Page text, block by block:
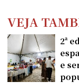
VEJA
2ª
e